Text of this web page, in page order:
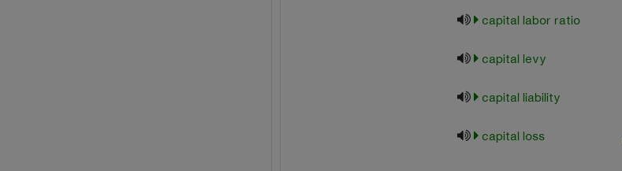
capital labor ratio
capital levy
capital liability
capital loss